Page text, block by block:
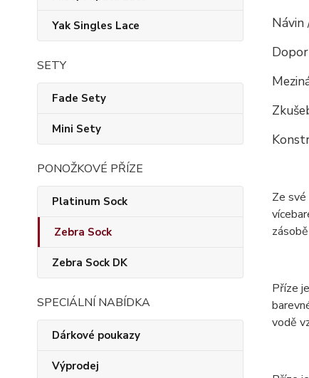
Yak Singles Lace
SETY
Fade Sety
Mini Sety
PONOŽKOVÉ PŘÍZE
Platinum Sock
Zebra Sock
Zebra Sock DK
SPECIÁLNÍ NABÍDKA
Dárkové poukazy
Výprodej
Návin
Ze
Příze
vodě